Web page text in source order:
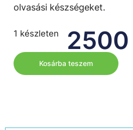
olvasási készségeket.
2500
1 készleten
Kosárba teszem